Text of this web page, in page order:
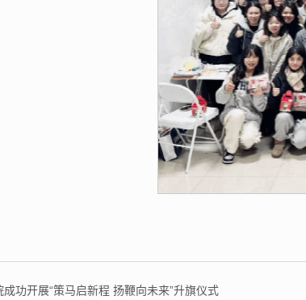
成功开展“策马启新程 扬鞭向未来”升旗仪式